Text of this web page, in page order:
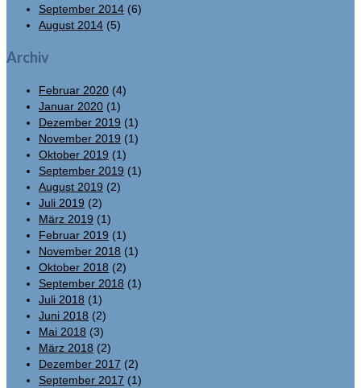
September 2014 (6)
August 2014 (5)
Archiv
Februar 2020 (4)
Januar 2020 (1)
Dezember 2019 (1)
November 2019 (1)
Oktober 2019 (1)
September 2019 (1)
August 2019 (2)
Juli 2019 (2)
März 2019 (1)
Februar 2019 (1)
November 2018 (1)
Oktober 2018 (2)
September 2018 (1)
Juli 2018 (1)
Juni 2018 (2)
Mai 2018 (3)
März 2018 (2)
Dezember 2017 (2)
September 2017 (1)